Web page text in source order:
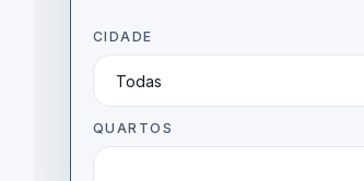
CIDADE
QUARTOS